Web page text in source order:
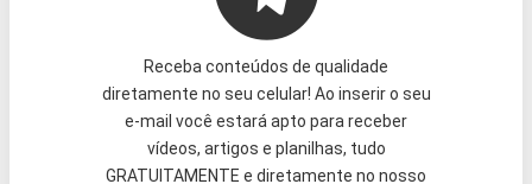
Receba conteúdos de qualidade
diretamente no seu celular! Ao inserir o seu
e-mail você estará apto para receber
vídeos, artigos e planilhas, tudo
GRATUITAMENTE e diretamente no nosso